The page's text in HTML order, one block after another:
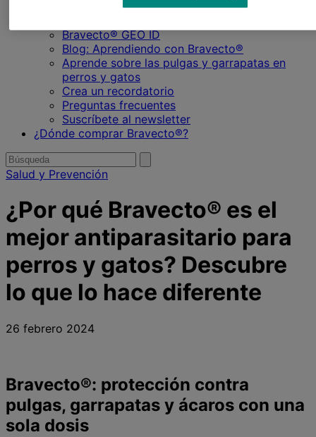
Bravecto® GEO ID
Blog: Aprendiendo con Bravecto®
Aprende sobre las pulgas y garrapatas en
perros y gatos
Crea un recordatorio
Preguntas frecuentes
Suscríbete al newsletter
¿Dónde comprar Bravecto®?
Buscar
por
búsqueda
Salud y Prevención
¿Por qué Bravecto® es el
mejor antiparasitario para
perros y gatos? Descubre
lo que lo hace diferente
26 febrero 2024
Bravecto®: protección contra
pulgas, garrapatas y ácaros con una
sola dosis